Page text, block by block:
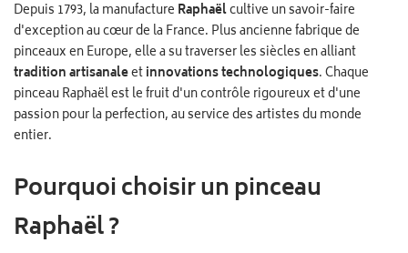
Depuis 1793, la manufacture Raphaëlcultive un savoir-faire
d'exception au cœur de la France. Plus ancienne fabrique de
pinceaux en Europe, elle a su traverser les siècles en alliant
tradition artisanaleetinnovations technologiques. Chaque
pinceau Raphaël est le fruit d'un contrôle rigoureux et d'une
passion pour la perfection, au service des artistes du monde
entier.
Pourquoi choisir un pinceau
Raphaël ?